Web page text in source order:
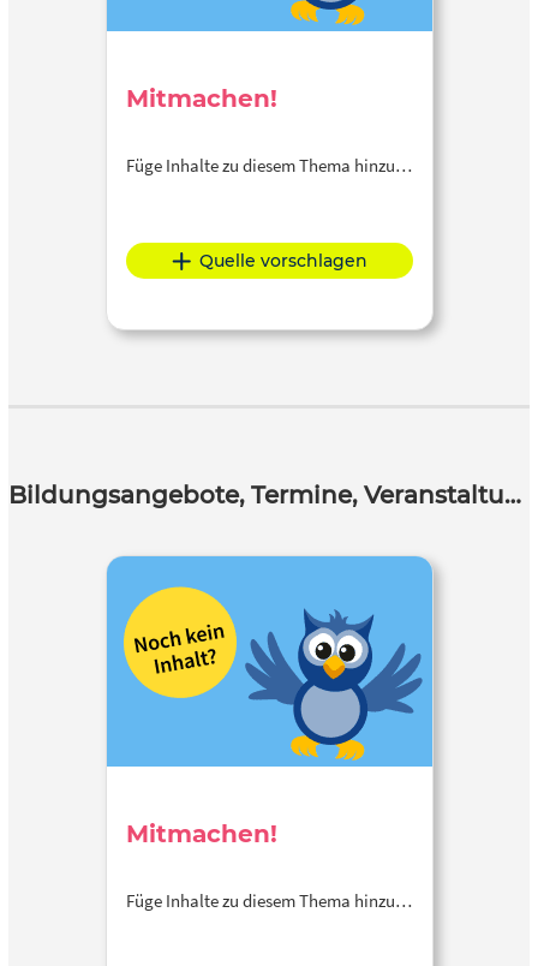
Mitmachen!
Füge Inhalte zu diesem Thema hinzu…
Quelle vorschlagen
Bildungsangebote, Termine, Veranstaltungen
Mitmachen!
Füge Inhalte zu diesem Thema hinzu…